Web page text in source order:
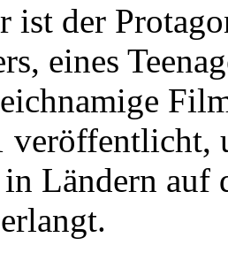
ist der
eines
veröffentlicht,
Ländern auf